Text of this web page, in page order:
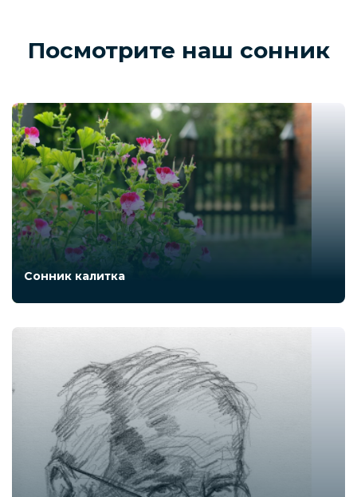
Посмотрите наш сонник
Сонник калитка